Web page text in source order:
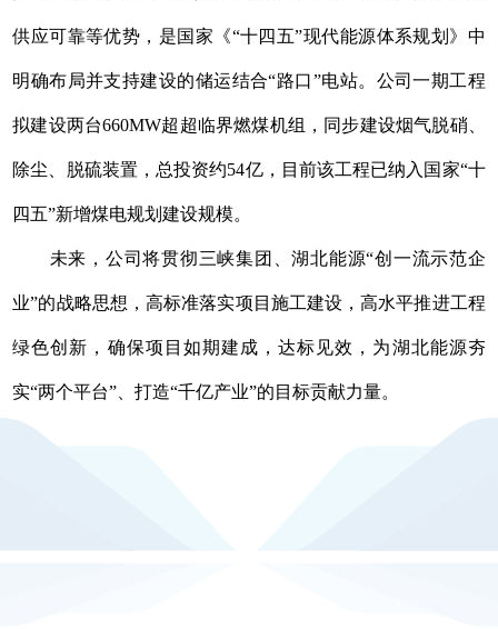
供应可靠等优势，是国家《“十四五”现代能源体系规划》中
明确布局并支持建设的储运结合“路口”电站。公司一期工程
拟建设两台660MW超超临界燃煤机组，同步建设烟气脱硝、
除尘、脱硫装置，总投资约54亿，目前该工程已纳入国家“十
四五”新增煤电规划建设规模。
未来，公司将贯彻三峡集团、湖北能源“创一流示范企
业”的战略思想，高标准落实项目施工建设，高水平推进工程
绿色创新，确保项目如期建成，达标见效，为湖北能源夯
实“两个平台”、打造“千亿产业”的目标贡献力量。